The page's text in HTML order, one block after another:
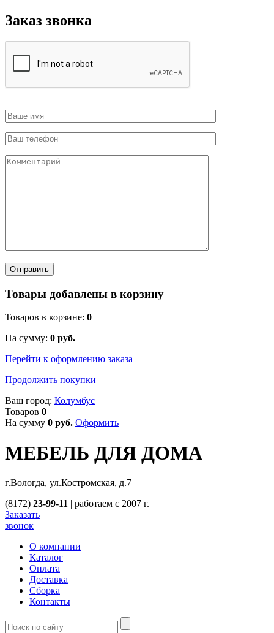
Заказ звонка
Товары добавлены в корзину
Товаров в корзине: 0
На сумму: 0 руб.
Перейти к оформлению заказа
Продолжить покупки
Ваш город: Колумбус
Товаров 0
На сумму 0 руб. Оформить
МЕБЕЛЬ ДЛЯ ДОМА
г.Вологда, ул.Костромская, д.7
(8172) 23-99-11 | работаем с 2007 г.
Заказать
звонок
О компании
Каталог
Оплата
Доставка
Сборка
Контакты